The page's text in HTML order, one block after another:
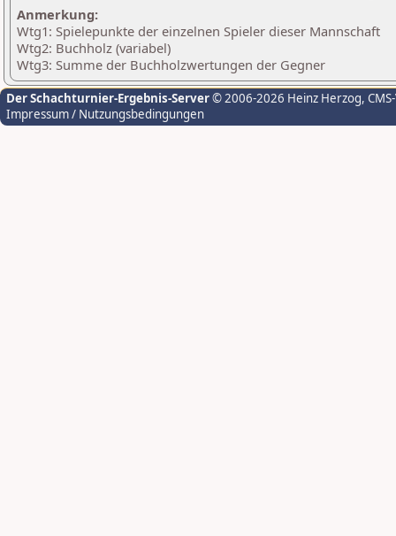
Anmerkung:
Wtg1: Spielepunkte der einzelnen Spieler dieser Mannschaft
Wtg2: Buchholz (variabel)
Wtg3: Summe der Buchholzwertungen der Gegner
Der Schachturnier-Ergebnis-Server© 2006-2026 Heinz Herzog,
Impressum / Nutzungsbedingungen